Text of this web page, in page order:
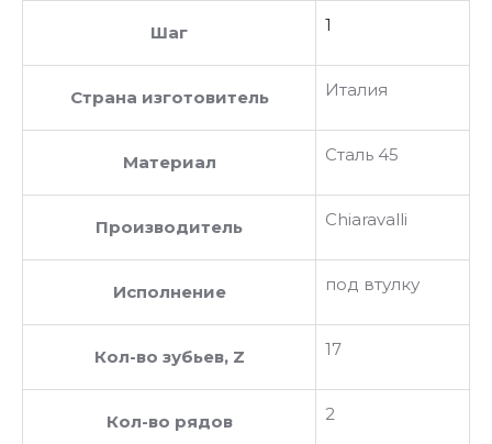
Шаг 1
Страна изготовитель Италия
Материал Сталь 45
Производитель Chiaravalli
Исполнение под втулку
Кол-во зубьев, Z 17
Кол-во рядов 2